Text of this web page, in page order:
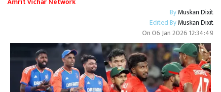
ByMuskan Dixit
Edited ByMuskan Dixit
On06 Jan 2026 12:34:49